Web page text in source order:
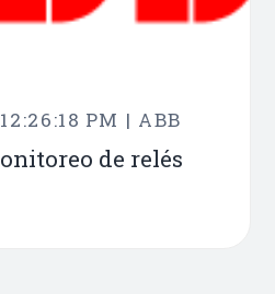
PM | ABB
de relés